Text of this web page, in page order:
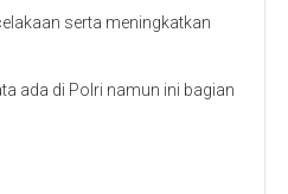
serta meningkatkan
ada di Polri namun ini bagian